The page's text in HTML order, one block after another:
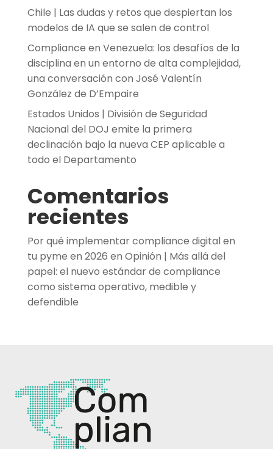
Chile | Las dudas y retos que despiertan los
modelos de IA que se salen de control
Compliance en Venezuela: los desafíos de la
disciplina en un entorno de alta complejidad,
una conversación con José Valentín
González de D’Empaire
Estados Unidos | División de Seguridad
Nacional del DOJ emite la primera
declinación bajo la nueva CEP aplicable a
todo el Departamento
Comentarios
recientes
Por qué implementar compliance digital en
tu pyme en 2026 en Opinión | Más allá del
papel: el nuevo estándar de compliance
como sistema operativo, medible y
defendible